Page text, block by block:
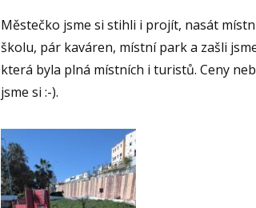
Městečko jsme si stihli i projít, nasát
školu, pár kaváren, místní park a zašli
která byla plná místních i turistů. Ceny
jsme si :-).